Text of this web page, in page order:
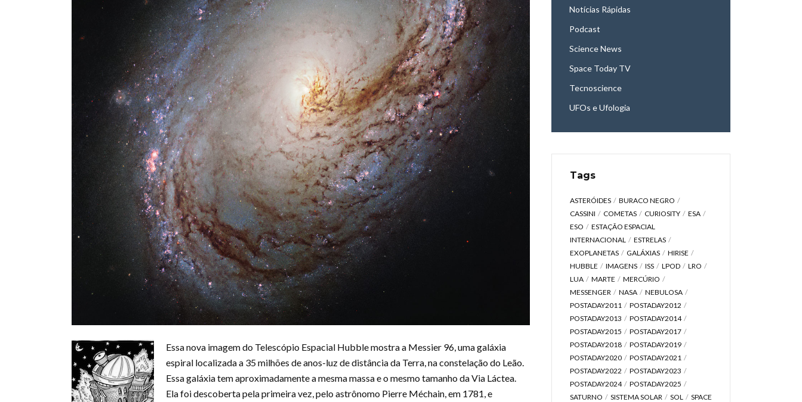
Essa nova imagem do Telescópio Espacial Hubble mostra a Messier 96, uma galáxia
espiral localizada a 35 milhões de anos-luz de distância da Terra, na constelação do Leão.
Essa galáxia tem aproximadamente a mesma massa e o mesmo tamanho da Via Láctea.
Ela foi descoberta pela primeira vez, pelo astrônomo Pierre Méchain, em 1781, e
Notícias Rápidas
Podcast
Science News
Space Today TV
Tecnoscience
UFOs e Ufologia
Tags
ASTERÓIDES
BURACO NEGRO
CASSINI
COMETAS CURIOSITY
ESA
ESO
ESTAÇÃO ESPACIAL
INTERNACIONAL
ESTRELAS
EXOPLANETAS
GALÁXIAS
HIRISE
HUBBLE
IMAGENS ISS LPOD
LRO
LUA
MARTE
MERCÚRIO
MESSENGER
NASA
NEBULOSA
POSTADAY2011
POSTADAY2012
POSTADAY2013
POSTADAY2014
POSTADAY2015
POSTADAY2017
POSTADAY2018
POSTADAY2019
POSTADAY2020
POSTADAY2021
POSTADAY2022
POSTADAY2023
POSTADAY2024
POSTADAY2025
SATURNO
SISTEMA SOLAR SOL
SPACE